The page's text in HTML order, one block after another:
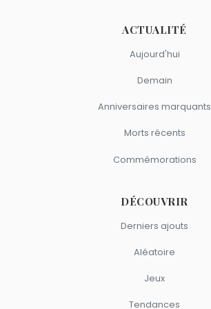
ACTUALITÉ
Aujourd'hui
Demain
Anniversaires marquants
Morts récents
Commémorations
DÉCOUVRIR
Derniers ajouts
Aléatoire
Jeux
Tendances